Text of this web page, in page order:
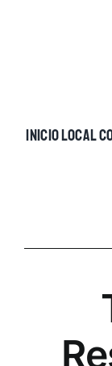
INICIOLOCAL